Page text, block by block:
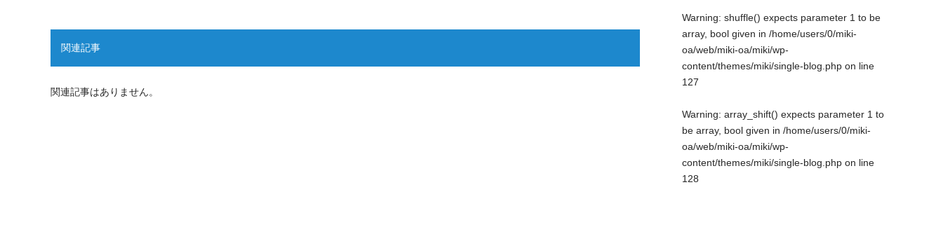
関連記事
関連記事はありません。
Warning: shuffle() expects parameter 1 to be
array, bool given in /home/users/0/miki-
oa/web/miki-oa/miki/wp-
content/themes/miki/single-blog.php on line
127
Warning: array_shift() expects parameter 1 to
be array, bool given in /home/users/0/miki-
oa/web/miki-oa/miki/wp-
content/themes/miki/single-blog.php on line
128